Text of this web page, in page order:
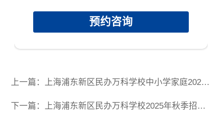
预约咨询
上一篇：上海浦东新区民办万科学校中小学家庭2025课程分享会
下一篇：上海浦东新区民办万科学校2025年秋季招生计划｜12年一贯制全日制民办学校